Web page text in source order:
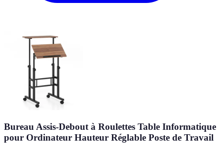
Bureau Assis-Debout à Roulettes Table Informatique
pour Ordinateur Hauteur Réglable Poste de Travail